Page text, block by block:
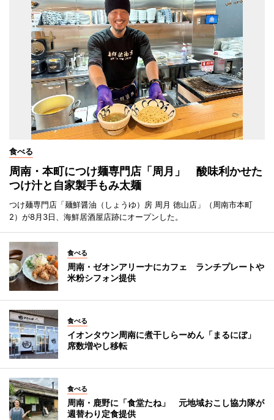
食べる
周南・本町につけ麺専門店「周月」 酸味利かせた
つけ汁と自家製手もみ太麺
つけ麺専門店「麺鮮醤油（しょうゆ）房 周月 徳山店」（周南市本町
2）が8月3日、海鮮居酒屋店跡にオープンした。
食べる
周南・ゼオンアリーナにカフェ ランチプレートや
米粉シフォン提供
食べる
イオンタウン周南に煮干しらーめん「まるにぼ」
席数増やし移転
食べる
周南・鹿野に「食堂たね」 元地域おこし協力隊が
週替わり定食提供